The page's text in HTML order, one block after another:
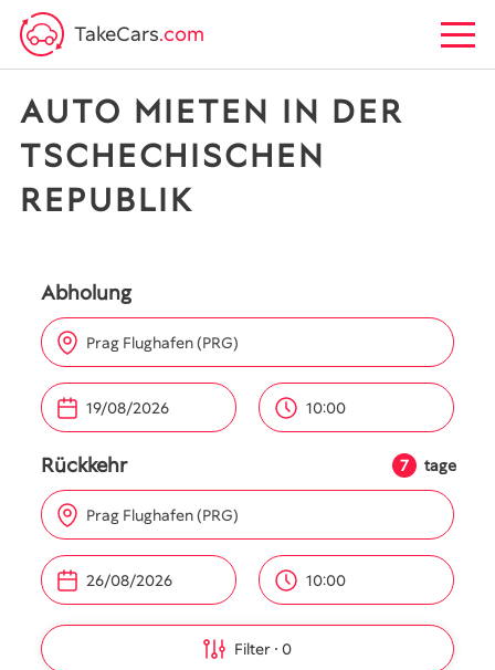
TakeCars.com
AUTO MIETEN IN DER
TSCHECHISCHEN
REPUBLIK
Abholung
Prag Flughafen (PRG)
10:00
Rückkehr 7 tage
Prag Flughafen (PRG)
10:00
Filter 0